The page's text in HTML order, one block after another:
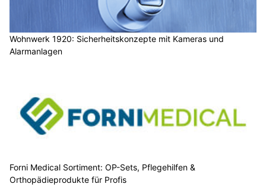
Wohnwerk 1920: Sicherheitskonzepte mit Kameras und
Alarmanlagen
Forni Medical Sortiment: OP-Sets, Pflegehilfen &
Orthopädieprodukte für Profis